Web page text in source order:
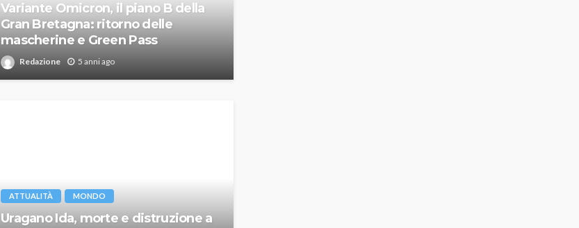
Variante Omicron, il piano B della
Gran Bretagna: ritorno delle
mascherine e Green Pass
Redazione 5 anni ago
ATTUALITÀ MONDO
Uragano Ida, morte e distruzione a